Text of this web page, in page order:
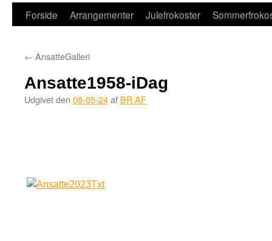
Forside Arrangementer Julefrokoster
← AnsatteGalleri
Ansatte1958-iDag
Udgivet den 08-05-24af BR AF